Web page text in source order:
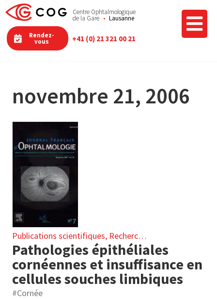
Centre Ophtalmologique
de la Gare Lausanne
Rendez-
vous +41 (0) 21 321 00 21
novembre 21, 2006
Publications scientifiques, Recherche clinique
Pathologies épithéliales
cornéennes et insuffisance en
cellules souches limbiques
#Cornée